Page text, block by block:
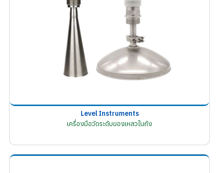
Level Instruments
เครื่องมือวัดระดับของเหลวในถัง